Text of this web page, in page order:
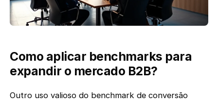
Como aplicar benchmarks para
expandir o mercado B2B?
Outro uso valioso do benchmark de conversão